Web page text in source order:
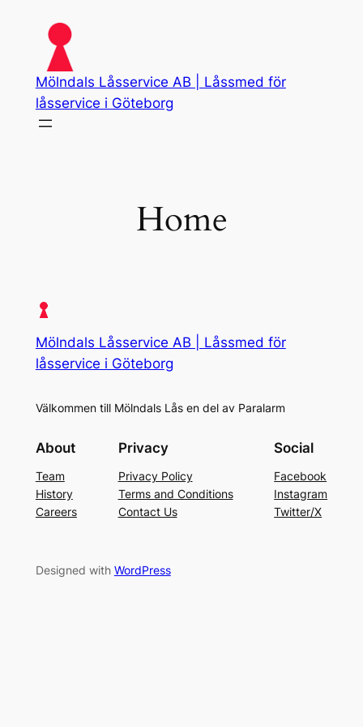
content
Mölndals Låsservice AB | Låssmed för
låsservice i Göteborg
Home
Mölndals Låsservice AB | Låssmed för
låsservice i Göteborg
Välkommen till Mölndals Lås en del av Paralarm
About
Team
History
Careers
Privacy
Privacy Policy
Terms and Conditions
Contact Us
Social
Facebook
Instagram
Twitter/X
Designed with WordPress